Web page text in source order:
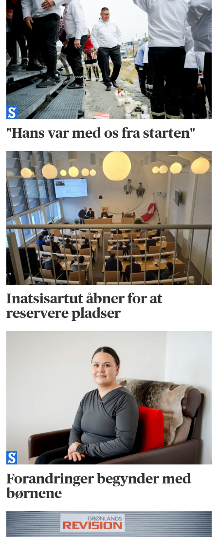
"Hans var med os fra starten"
Inatsisartut åbner for at
reservere pladser
Forandringer begynder med
børnene